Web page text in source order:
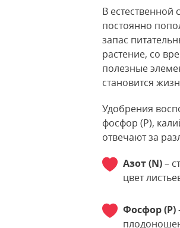
В естественной
постоянно
запас
растение, со
полезные
становится
Удобрения
фосфор (P),
отвечают за
Азот (N)–
цвет
Фосфор (P)